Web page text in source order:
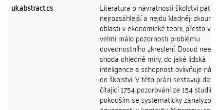
uk.abstract.cs
Literatura o návratnosti školství patří
nejrozsáhlejší a nejdu ̇kladněji
oblasti v ekonomické teorii, přesto
velmi málo pozornosti problému
dovednostního zkreslení. Dosud
shoda ohledně míry, do jaké lidská
inteligence a schopnost ovlivňuje
do školství. V této práci sestavuji
čítající 1754 pozorování ze 154 studií a
pokouším se systematicky